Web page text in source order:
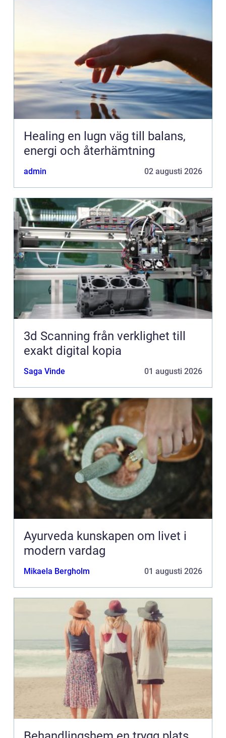
Healing en lugn väg till balans,
energi och återhämtning
admin 02 augusti 2026
3d Scanning från verklighet till
exakt digital kopia
Saga Vinde 01 augusti 2026
Ayurveda kunskapen om livet i
modern vardag
Mikaela Bergholm 01 augusti 2026